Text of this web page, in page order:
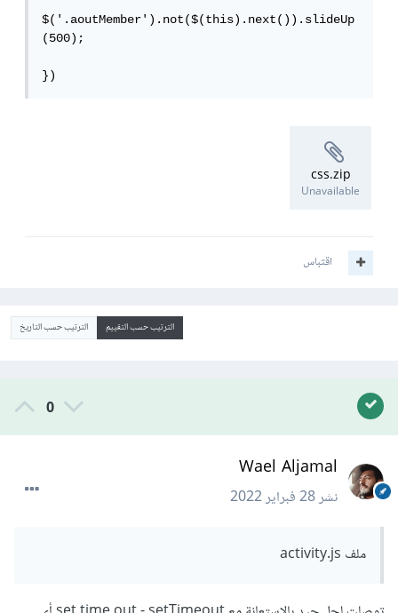
$('.aoutMember').not($(this).next()).slideUp
(500);
})
css.zip
Unavailable
اقتباس
الترتيب حسب التقييم الترتيب حسب التاريخ
0
Wael Aljamal
نشر28 فبراير 2022
ملف activity.js